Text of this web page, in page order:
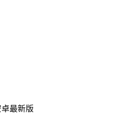
最新版